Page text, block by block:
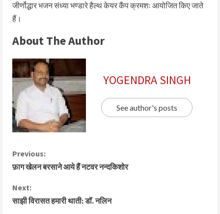
जीर्णोद्धार भजन संध्या भण्डारे हैल्थ केयर कैंप क्रमशः आयोजित किए जाते
हैं।
About The Author
YOGENDRA SINGH
See author's posts
Previous:
फ़ाग खेलन बरसाने आये हैं नटवर नन्दकिशोर
Next:
साझी विरासत हमारी थाती: डॉ. नलिन